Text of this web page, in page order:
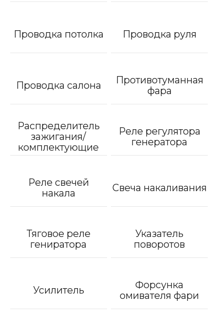
Проводка потолка Проводка руля
Проводка салона
Противотуманная
фара
Распределитель
зажигания/
комплектующие
Реле регулятора
генератора
Реле свечей
накала
Свеча накаливания
Тяговое реле
гениратора
Указатель
поворотов
Усилитель
Форсунка
омивателя фари